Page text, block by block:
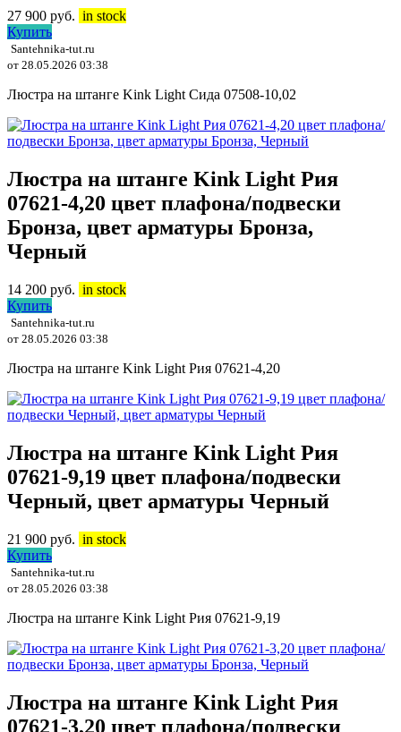
27 900 руб. in stock
Купить
Santehnika-tut.ru
от 28.05.2026 03:38
Люстра на штанге Kink Light Сида 07508-10,02
Люстра на штанге Kink Light Рия
07621-4,20 цвет плафона/подвески
Бронза, цвет арматуры Бронза,
Черный
14 200 руб. in stock
Купить
Santehnika-tut.ru
от 28.05.2026 03:38
Люстра на штанге Kink Light Рия 07621-4,20
Люстра на штанге Kink Light Рия
07621-9,19 цвет плафона/подвески
Черный, цвет арматуры Черный
21 900 руб. in stock
Купить
Santehnika-tut.ru
от 28.05.2026 03:38
Люстра на штанге Kink Light Рия 07621-9,19
Люстра на штанге Kink Light Рия
07621-3,20 цвет плафона/подвески